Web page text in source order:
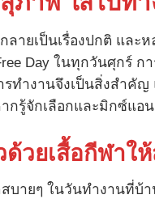
ลายเป็นเรื่องปกติ แล
Day ในทุกวันศุกร์
ทำงานจึงเป็นสิ่งสำคั
กรู้จักเลือกและมิกซ์แ
ด้วยเสื้อกีฬาใ
สบายๆ ในวันทำงานที่